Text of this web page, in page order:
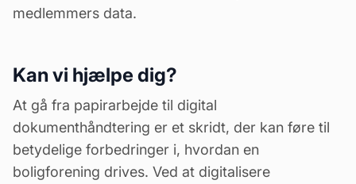
medlemmers data.
Kan vi hjælpe dig?
At gå fra papirarbejde til digital
dokumenthåndtering er et skridt, der kan føre til
betydelige forbedringer i, hvordan en
boligforening drives. Ved at digitalisere